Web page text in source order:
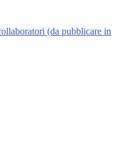
(da pubblicare in